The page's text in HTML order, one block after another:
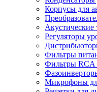
Корпусы для
Регуляторы
Фильтры
Фильтры RCA
Микрофоны